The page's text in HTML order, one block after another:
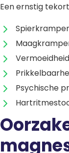
Een ernstig
Vermoeidheid
Psychische